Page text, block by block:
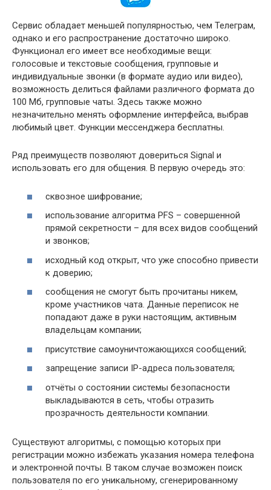
Сервис обладает меньшей популярностью, чем Телеграм,
однако и его распространение достаточно широко.
Функционал его имеет все необходимые вещи:
голосовые и текстовые сообщения, групповые и
индивидуальные звонки (в формате аудио или видео),
возможность делиться файлами различного формата до
100 Мб, групповые чаты. Здесь также можно
незначительно менять оформление интерфейса, выбрав
любимый цвет. Функции мессенджера бесплатны.
Ряд преимуществ позволяют довериться Signal и
использовать его для общения. В первую очередь это:
сквозное шифрование;
использование алгоритма PFS – совершенной
прямой секретности – для всех видов сообщений
и звонков;
исходный код открыт, что уже способно привести
к доверию;
сообщения не смогут быть прочитаны никем,
кроме участников чата. Данные переписок не
попадают даже в руки настоящим, активным
владельцам компании;
присутствие самоуничтожающихся сообщений;
запрещение записи IP-адреса пользователя;
отчёты о состоянии системы безопасности
выкладываются в сеть, чтобы отразить
прозрачность деятельности компании.
Существуют алгоритмы, с помощью которых при
регистрации можно избежать указания номера телефона
и электронной почты. В таком случае возможен поиск
пользователя по его уникальному, сгенерированному